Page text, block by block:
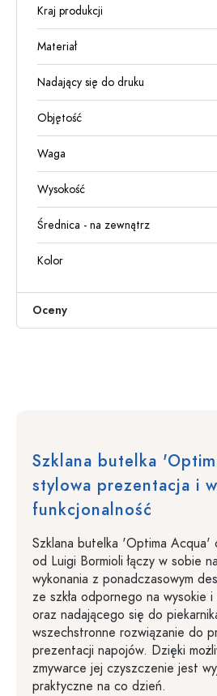
Kraj produkcji
Materiał
Nadający się do druku
Objętość
Waga
Wysokość
Średnica - na zewnątrz
Kolor
Oceny
Szklana butelka
stylowa prezentacja i
funkcjonalność
Szklana butelka 'Optima Acqua'
od Luigi Bormioli łączy w sobie
wykonania z ponadczasowym
ze szkła odpornego na wysokie
oraz nadającego się do
wszechstronne rozwiązanie do
prezentacji napojów. Dzięki
zmywarce jej czyszczenie jest
praktyczne na co dzień.